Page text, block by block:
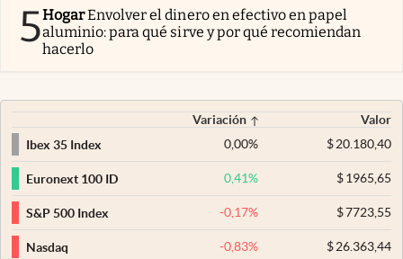
5HogarEnvolver el dinero en efectivo en papel
aluminio: para qué sirve y por qué recomiendan
hacerlo
Variación
Valor
Ibex 35 Index
0,00% $20.180,40
Euronext 100 ID 0,41% $1965,65
S&P 500 Index -0,17% $7723,55
Nasdaq -0,83% $26.363,44